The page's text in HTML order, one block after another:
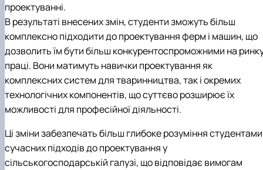
проектуванні.
В результаті внесених змін, студенти зможуть більш
комплексно підходити до проектування ферм і машин, що
дозволить їм бути більш конкурентоспроможними на
праці. Вони матимуть навички проектування як
комплексних систем для тваринництва, так і окремих
технологічних компонентів, що суттєво розширює їх
можливості для професійної діяльності.
Ці зміни забезпечать більш глибоке розуміння студентами
сучасних підходів до проектування у
сільськогосподарській галузі, що відповідає вимогам